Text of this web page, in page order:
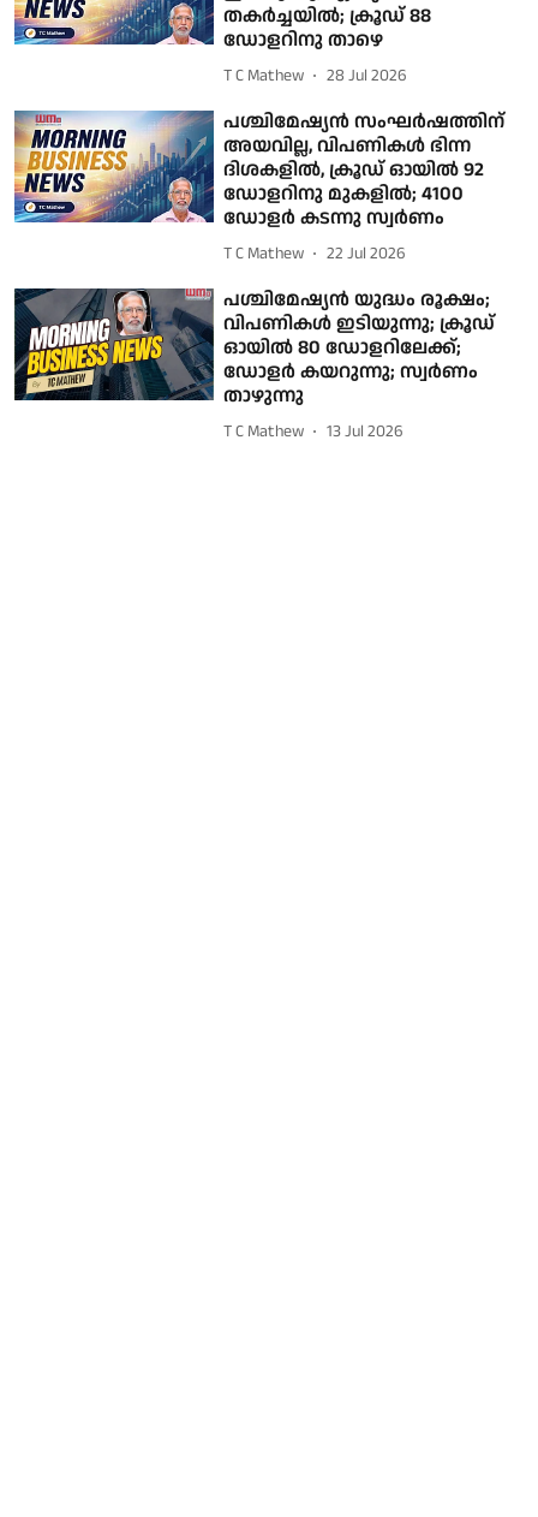
തകര്‍ച്ചയില്‍; ക്രൂഡ് 88
ഡോളറിനു താഴെ
T C Mathew 28 Jul 2026
പശ്ചിമേഷ്യന്‍ സംഘര്‍ഷത്തിന്
അയവില്ല, വിപണികള്‍ ഭിന്ന
ദിശകളില്‍, ക്രൂഡ് ഓയില്‍ 92
ഡോളറിനു മുകളില്‍; 4100
ഡോളര്‍ കടന്നു സ്വര്‍ണം
T C Mathew 22 Jul 2026
പശ്ചിമേഷ്യൻ യുദ്ധം രൂക്ഷം;
വിപണികൾ ഇടിയുന്നു; ക്രൂഡ്
ഓയിൽ 80 ഡോളറിലേക്ക്;
ഡോളർ കയറുന്നു; സ്വർണം
താഴുന്നു
T C Mathew 13 Jul 2026